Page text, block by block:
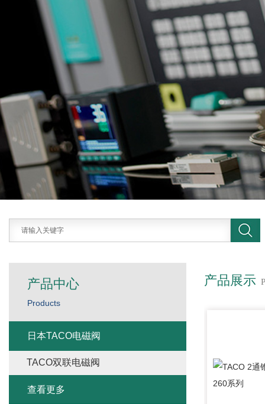
产品展示
产品中心
Products
日本TACO电磁阀
TACO双联电磁阀
查看更多